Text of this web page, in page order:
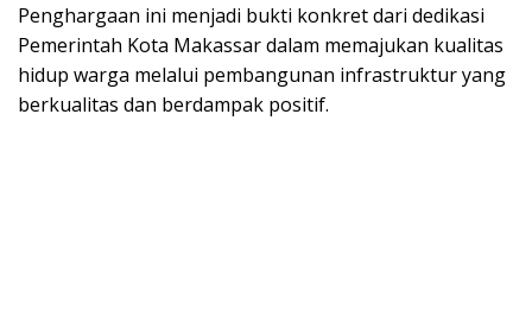
Penghargaan ini menjadi bukti konkret dari dedikasi
Pemerintah Kota Makassar dalam memajukan kualitas
hidup warga melalui pembangunan infrastruktur yang
berkualitas dan berdampak positif.